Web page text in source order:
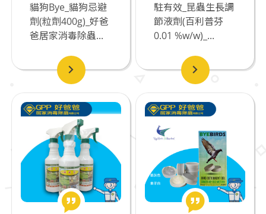
貓狗Bye_貓狗忌避
劑(粒劑400g)_好爸
爸居家消毒除蟲...
駐有效_昆蟲生長調
節液劑(百利普芬
0.01 %w/w)_...